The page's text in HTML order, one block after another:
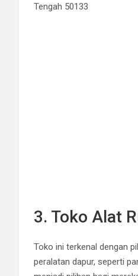
Tengah 50133
3. Toko Alat
Toko ini terkenal dengan
peralatan dapur, seperti